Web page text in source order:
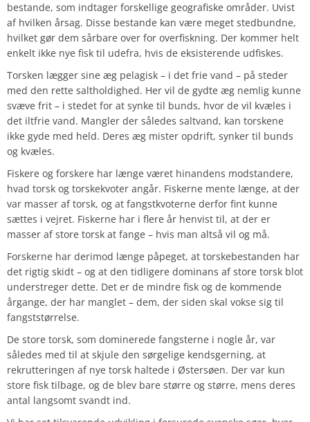
bestande, som indtager forskellige geografiske områder. Uvist
af hvilken årsag. Disse bestande kan være meget stedbundne,
hvilket gør dem sårbare over for overfiskning. Der kommer helt
enkelt ikke nye fisk til udefra, hvis de eksisterende udfiskes.
Torsken lægger sine æg pelagisk – i det frie vand – på steder
med den rette saltholdighed. Her vil de gydte æg nemlig kunne
svæve frit – i stedet for at synke til bunds, hvor de vil kvæles i
det iltfrie vand. Mangler der således saltvand, kan torskene
ikke gyde med held. Deres æg mister opdrift, synker til bunds
og kvæles.
Fiskere og forskere har længe været hinandens modstandere,
hvad torsk og torskekvoter angår. Fiskerne mente længe, at der
var masser af torsk, og at fangstkvoterne derfor fint kunne
sættes i vejret. Fiskerne har i flere år henvist til, at der er
masser af store torsk at fange – hvis man altså vil og må.
Forskerne har derimod længe påpeget, at torskebestanden har
det rigtig skidt – og at den tidligere dominans af store torsk blot
understreger dette. Det er de mindre fisk og de kommende
årgange, der har manglet – dem, der siden skal vokse sig til
fangststørrelse.
De store torsk, som dominerede fangsterne i nogle år, var
således med til at skjule den sørgelige kendsgerning, at
rekrutteringen af nye torsk haltede i Østersøen. Der var kun
store fisk tilbage, og de blev bare større og større, mens deres
antal langsomt svandt ind.